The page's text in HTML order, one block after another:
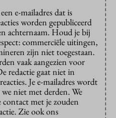
e-mailadres dat is
worden gepubliceerd
achternaam. Houd je bij
commerciële uitingen,
zijn niet toegestaan.
vaak aangezien voor
redactie gaat niet in
Je e-mailadres wordt
niet met derden. We
contact met je zouden
Zie ook ons